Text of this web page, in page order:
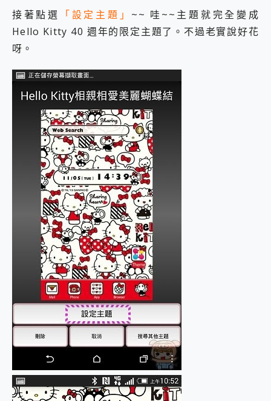
接著點選 「設定主題」 ~~ 哇~~主題就完全變成
Hello Kitty 40 週年的限定主題了。不過老實說好花
呀。